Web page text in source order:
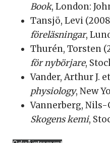
Book, London:
Tansjö, Levi
föreläsningar,
Thurén, Torsten
för nybörjare,
Vander, Arthur J.
physiology, New
Vannerberg, Nils-
Skogens kemi,